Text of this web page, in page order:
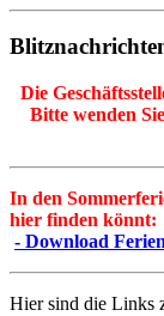
Die
Bitte wenden
In den
hier finden könnt:
- Download
Hier sind die Links